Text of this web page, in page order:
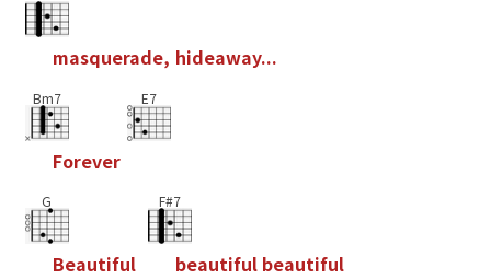
masquerade, hideaway...
Bm7
Forever
E7
G
Beautiful
F#7
beautiful beautiful